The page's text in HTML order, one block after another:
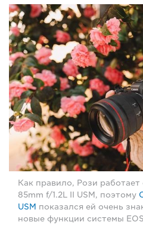
Как правило, Рози работает
85mm f/1.2L II USM, поэтому
USM показался ей очень
новые функции системы